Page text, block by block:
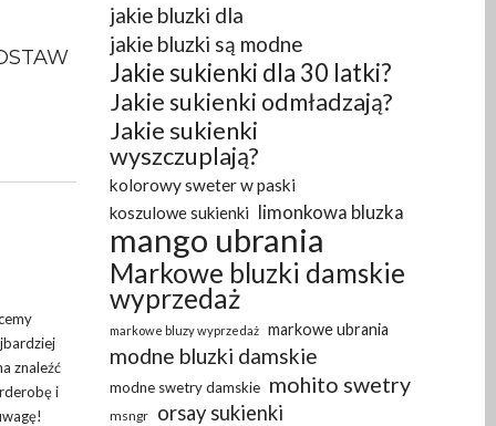
znaleźć
i
jakie bluzki dla
jakie bluzki są modne
Jakie sukienki dla 30 latki?
Jakie sukienki odmładzają?
Jakie sukienki
wyszczuplają?
kolorowy sweter w paski
koszulowe sukienki limonkowa bluzka
mango ubrania
Markowe bluzki damskie
wyprzedaż
markowe bluzy wyprzedaż markowe ubrania
modne bluzki damskie
modne swetry damskie mohito swetry
msngr
orsay sukienki